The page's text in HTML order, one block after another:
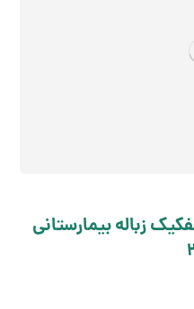
زباله بیمارستانی